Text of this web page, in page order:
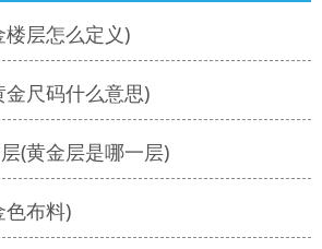
层怎么定义)
尺码什么意思)
(黄金层是哪一层)
色布料)